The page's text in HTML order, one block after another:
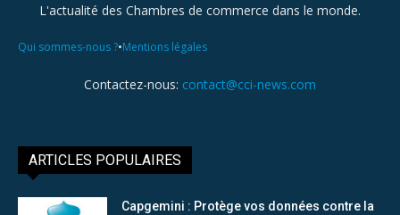
L'actualité des Chambres de commerce dans le monde.
Qui sommes-nous ?•Mentions légales
Contactez-nous: contact@cci-news.com
ARTICLES POPULAIRES
Capgemini : Protège vos données contre la